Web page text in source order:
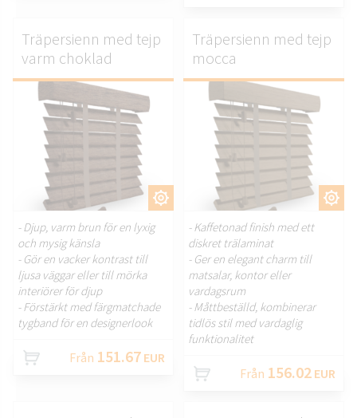
ANPASSA.
Träpersienn med tejp
varm choklad
- Djup, varm brun för en lyxig
och mysig känsla
- Gör en vacker kontrast till
ljusa väggar eller till mörka
interiörer för djup
- Förstärkt med färgmatchade
tygband för en designerlook
Från 151.67 EUR
ANPASSA.
Träpersienn med tejp
mocca
- Kaffetonad finish med ett
diskret trälaminat
- Ger en elegant charm till
matsalar, kontor eller
vardagsrum
- Måttbeställd, kombinerar
tidlös stil med vardaglig
funktionalitet
Från 156.02 EUR